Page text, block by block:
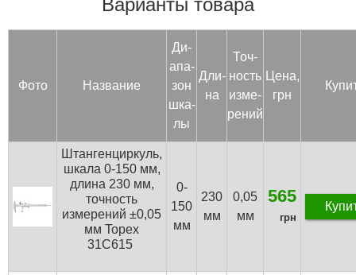
Фото Название
Ди­
апа­
зон
шка­
лы
Дли­
на
Точ­
ность
из­ме­
рений
Цена,
грн
Штангенциркуль,
шкала 0-150 мм,
длина 230 мм,
точность
измерений ±0,05
мм Topex
31C615
0-
150
мм
230
мм
0,05
мм
565
грн